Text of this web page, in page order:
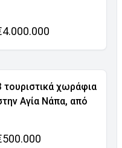
τουριστικά χωράφια
Αγία Νάπα, από